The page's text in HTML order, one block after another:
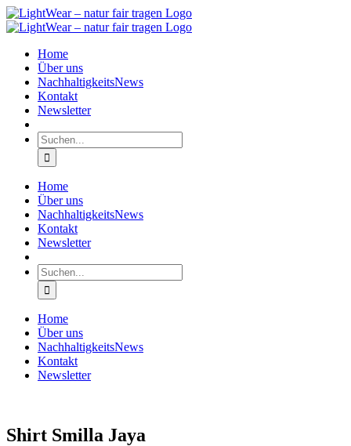
Zum
Inhalt
Home
Über uns
NachhaltigkeitsNews
Kontakt
Newsletter
Suche
nach:
Home
Über uns
NachhaltigkeitsNews
Kontakt
Newsletter
Suche
nach:
Home
Über uns
NachhaltigkeitsNews
Kontakt
Newsletter
Shirt Smilla Jaya